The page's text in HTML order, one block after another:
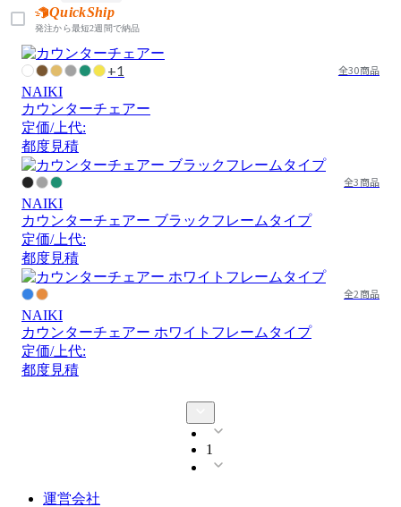
QuickShip
発注から最短2週間で納品
+1 全30商品
NAIKI
カウンターチェアー
定価/上代:
都度見積
全3商品
NAIKI
カウンターチェアー ブラックフレームタイプ
定価/上代:
都度見積
全2商品
NAIKI
カウンターチェアー ホワイトフレームタイプ
定価/上代:
都度見積
1
運営会社